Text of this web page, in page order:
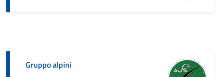
Gruppo alpini